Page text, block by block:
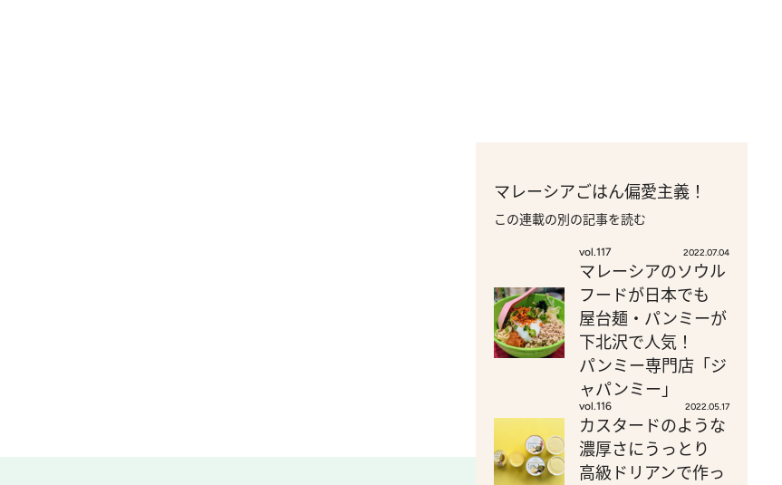
マレーシアごはん偏愛主義！
この連載の別の記事を読む
vol.117 2022.07.04
マレーシアのソウル
フードが日本でも
屋台麺・パンミーが
下北沢で人気！
パンミー専門店「ジ
ャパンミー」
vol.116 2022.05.17
カスタードのような
濃厚さにうっとり
高級ドリアンで作っ